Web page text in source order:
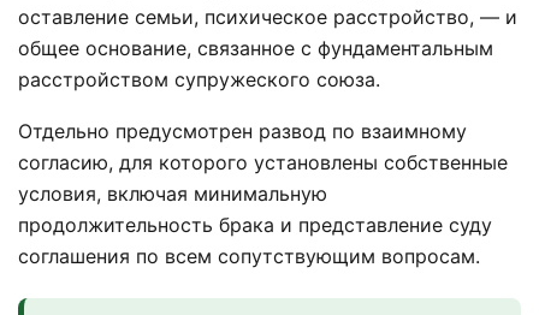
оставление семьи, психическое расстройство, — и
общее основание, связанное с фундаментальным
расстройством супружеского союза.
Отдельно предусмотрен развод по взаимному
согласию, для которого установлены собственные
условия, включая минимальную
продолжительность брака и представление суду
соглашения по всем сопутствующим вопросам.